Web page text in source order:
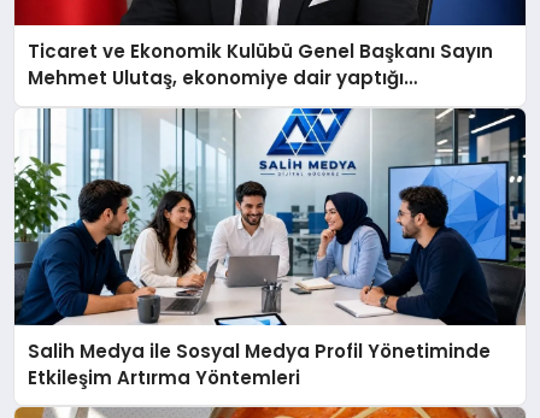
Ticaret ve Ekonomik Kulübü Genel Başkanı Sayın
Mehmet Ulutaş, ekonomiye dair yaptığı
açıklamada şunları kaydetti:
Salih Medya ile Sosyal Medya Profil Yönetiminde
Etkileşim Artırma Yöntemleri